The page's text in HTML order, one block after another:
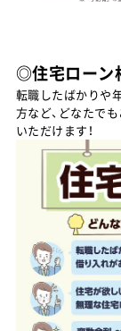
◎住宅ローン
転職したばかりや
方など、どなたで
いただけます！